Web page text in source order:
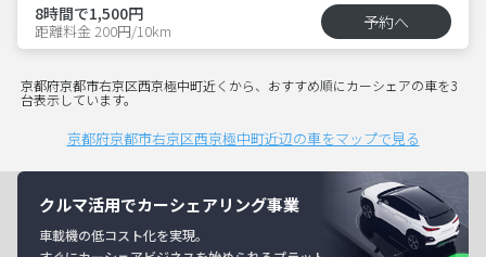
8時間で1,500円
距離料金 200円/10km 予約へ
京都府京都市右京区西京極中町近くから、おすすめ順にカーシェアの車を3
台表示しています。
京都府京都市右京区西京極中町近辺の車をマップで見る
クルマ活用でカーシェアリング事業
車載機の低コスト化を実現。